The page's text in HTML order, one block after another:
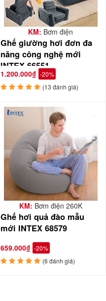
KM: Bơm điện
Ghế giường hơi đơn đa
năng công nghệ mới
INTEX 66551
1.200.000₫ -20%
(13 đánh giá)
KM: Bơm điện 260K
Ghế hơi quả đào mẫu
mới INTEX 68579
659.000₫ -20%
(6 đánh giá)